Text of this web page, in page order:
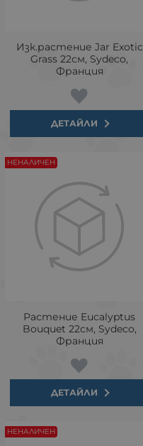
Изк.растение Jar Exotic
Grass 22см, Sydeco,
Франция
ДЕТАЙЛИ
Растение Eucalyptus
Bouquet 22см, Sydeco,
Франция
ДЕТАЙЛИ
НЕНАЛИЧЕН
НЕНАЛИЧЕН